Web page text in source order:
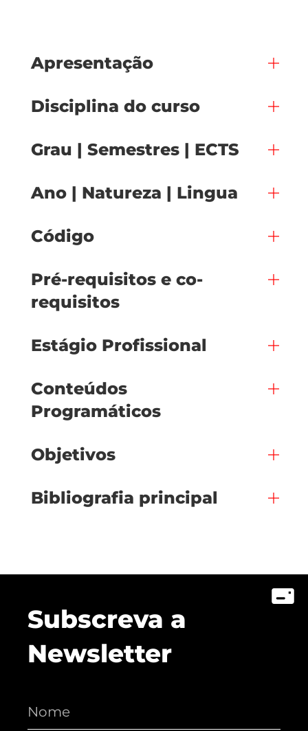
Apresentação
Disciplina do curso
Grau | Semestres | ECTS
Ano | Natureza | Lingua
Código
Pré-requisitos e co-
requisitos
Estágio Profissional
Conteúdos
Programáticos
Objetivos
Bibliografia principal
Subscreva a
Newsletter